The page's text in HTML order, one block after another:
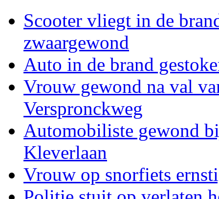
Scooter vliegt in de
zwaargewond
Auto in de brand
Vrouw gewond na val
Verspronckweg
Automobiliste gewond
Kleverlaan
Vrouw op snorfiets